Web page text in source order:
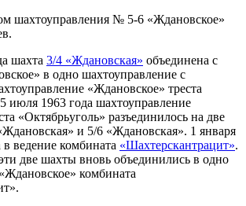
шахтоуправления № 5-6 «Ждановское»
шахта 3/4 «Ждановская» объединена с
в одно шахтоуправление с
«Ждановское» треста
июля 1963 года шахтоуправление
«Октябрьуголь» разъединилось на две
и 5/6 «Ждановская». 1 января
ведение комбината «Шахтерскантрацит».
две шахты вновь объединились в одно
комбината